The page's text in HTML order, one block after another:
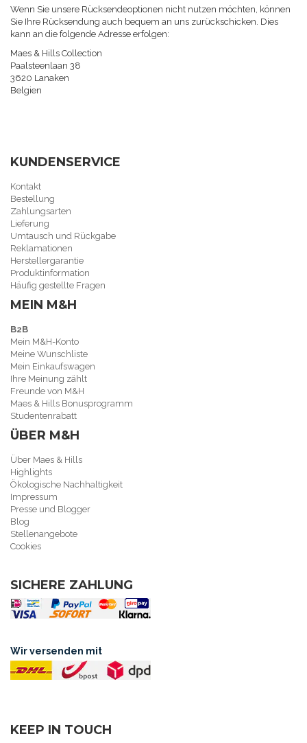
Wenn Sie unsere Rücksendeoptionen nicht nutzen möchten, können
Sie Ihre Rücksendung auch bequem an uns zurückschicken. Dies
kann an die folgende Adresse erfolgen:
Maes & Hills Collection
Paalsteenlaan 38
3620 Lanaken
Belgien
KUNDENSERVICE
Kontakt
Bestellung
Zahlungsarten
Lieferung
Umtausch und Rückgabe
Reklamationen
Herstellergarantie
Produktinformation
Häufig gestellte Fragen
MEIN M&H
B2B
Mein M&H-Konto
Meine Wunschliste
Mein Einkaufswagen
Ihre Meinung zählt
Freunde von M&H
Maes & Hills Bonusprogramm
Studentenrabatt
ÜBER M&H
Über Maes & Hills
Highlights
Ökologische Nachhaltigkeit
Impressum
Presse und Blogger
Blog
Stellenangebote
Cookies
SICHERE ZAHLUNG
Wir versenden mit
KEEP IN TOUCH